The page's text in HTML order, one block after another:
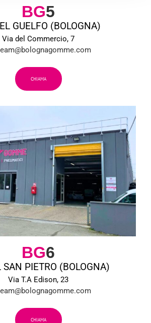
BG5
GUELFO (BOLOGNA)
Via del Commercio, 7
CHIAMA
BG6
SAN PIETRO (BOLOGNA)
Via T.A Edison, 23
CHIAMA